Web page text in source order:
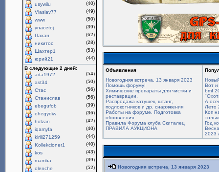
usywilu
(40)
Vlaslav77
(49)
www
(50)
ynacetoj
(39)
Пахан
(62)
никитос
(28)
Шахтер1
(53)
юрий21
(44)
В следующие 2 дней:
ada1972
(54)
ast34
(50)
Стас
(56)
Станислав
(56)
ebegufob
(39)
ehegydiw
(36)
holzan
(42)
iqamyfa
(40)
kirill271259
(44)
Kollekcioner1
(40)
kos
(43)
mamba
(39)
olenche
(52)
Объявления
Новогодняя встреча, 13 января 2023
Помощь форуму!
Химические препараты для чистки и
реставрации.
Распродажа катушек, штанг,
подлокотников и др. снаряжения
Работы на форуме. Подготовка
обновления
Правила Форума клуба Скиталец
ПРАВИЛА АУКЦИОНА
Вот и
bmf
А
Лето
Коп
Год
2023
Новогодняя встреча, 13 января 2023